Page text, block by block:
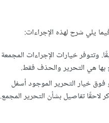
يلي شرح لهذه الإجراءات:
خيارات الإجراءات المجمعة
فوق خيار التحرير الموجود أسفل
تفاصيل بشأن التحرير المجمع.